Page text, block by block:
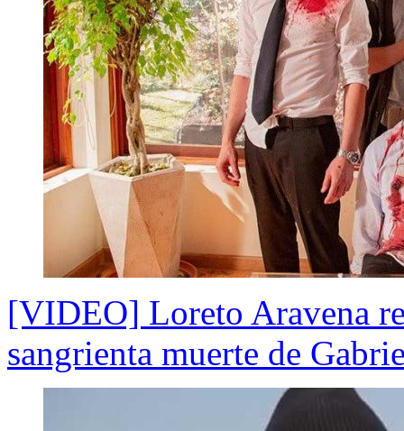
[VIDEO] Loreto Aravena
sangrienta muerte de